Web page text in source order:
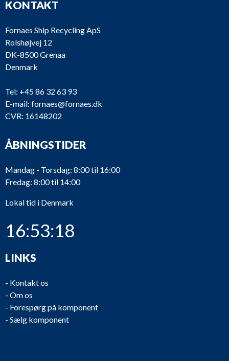
KONTAKT
Fornaes Ship Recycling ApS
Rolshøjvej 12
DK-8500 Grenaa
Denmark
Tel: +45 86 32 63 93
E-mail: fornaes@fornaes.dk
CVR: 16148202
ÅBNINGSTIDER
Mandag - Torsdag: 8:00 til 16:00
Fredag: 8:00 til 14:00
Lokal tid i Denmark
16:53:18
LINKS
- Kontakt os
- Om os
- Forespørg på komponent
- Sælg komponent